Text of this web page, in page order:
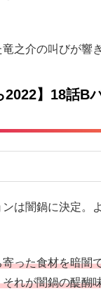
之介の叫びが響
2022】18話B
は闇鍋に決定。
った食材を暗闇
れが闇鍋の醍醐